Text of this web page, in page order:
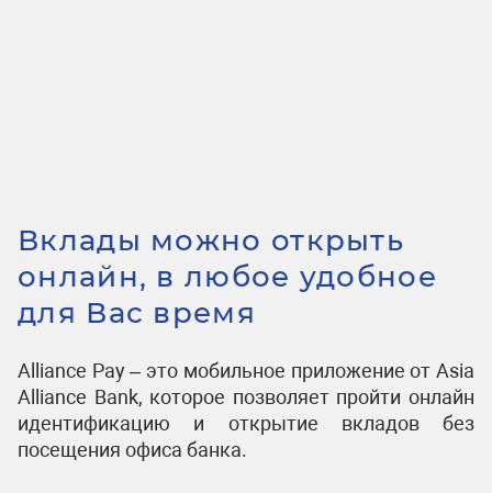
Вклады можно открыть
онлайн, в любое удобное
для Вас время
Alliance Pay – это мобильное приложение от Asia
Alliance Bank, которое позволяет пройти онлайн
идентификацию и открытие вкладов без
посещения офиса банка.